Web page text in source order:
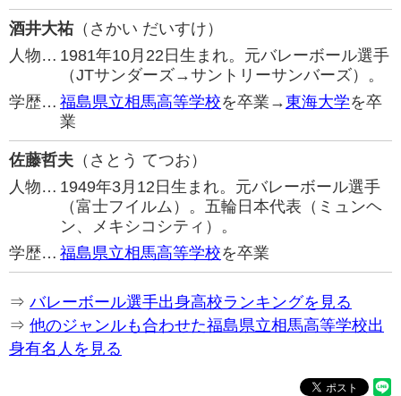
酒井大祐（さかい だいすけ）
人物… 1981年10月22日生まれ。元バレーボール選手
（JTサンダーズ→サントリーサンバーズ）。
学歴… 福島県立相馬高等学校を卒業→東海大学を卒
業
佐藤哲夫 （さとう てつお）
人物… 1949年3月12日生まれ。元バレーボール選手
（富士フイルム）。五輪日本代表（ミュンヘ
ン、メキシコシティ）。
学歴… 福島県立相馬高等学校を卒業
⇒ バレーボール選手出身高校ランキングを見る
⇒ 他のジャンルも合わせた福島県立相馬高等学校出
身有名人を見る